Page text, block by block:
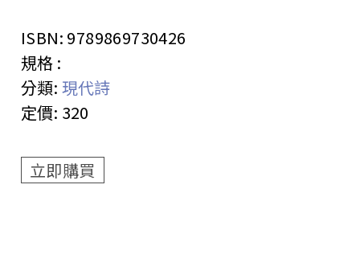
ISBN: 9789869730426
規格 :
分類: 現代詩
定價: 320
立即購買